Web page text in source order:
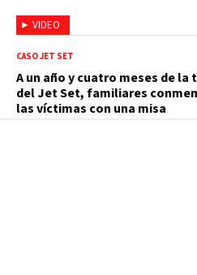
VIDEO
CASO JET SET
A un año y cuatro meses de la
del Jet Set, familiares
las víctimas con una misa